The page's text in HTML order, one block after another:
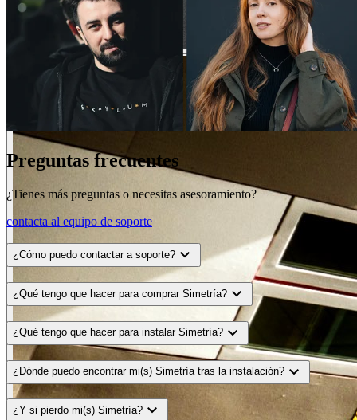
Preguntas frecuentes
¿Tienes más preguntas o necesitas asesoramiento?
contacta al equipo de soporte
¿Cómo puedo contactar a soporte? expand_more
¿Qué tengo que hacer para comprar Simetría? expand_more
¿Qué tengo que hacer para instalar Simetría? expand_more
¿Dónde puedo encontrar mi(s) Simetría tras la instalación? expand_more
¿Y si pierdo mi(s) Simetría? expand_more